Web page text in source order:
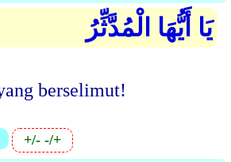
يَا أَيُّهَا الْمُدَّثِّرُ
berselimut!
+/--/+